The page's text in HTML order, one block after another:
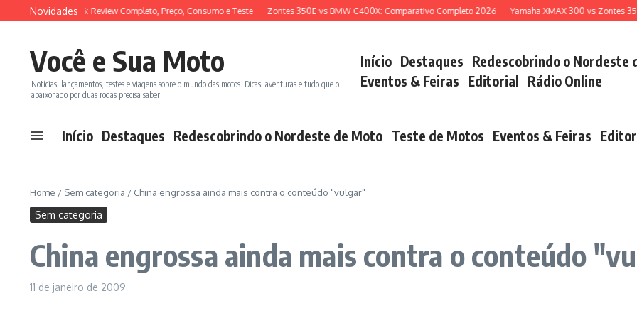
Ir para o conteúdo
Novidades
ADX 150 2026: Review Completo, Preço, Consumo e Teste Zontes 350E vs BMW C400X: Comparativo Completo 2026 Yamaha XMAX 300 vs Zontes
Você e Sua Moto
Notícias, lançamentos, testes e viagens sobre o mundo das motos. Dicas, aventuras e tudo que o
apaixonado por duas rodas precisa saber!
Início Destaques Redescobrindo o Nordeste
Eventos & Feiras Editorial Rádio Online
Início Destaques Redescobrindo o Nordeste de Moto Teste de Motos Eventos & Feiras
Home / Sem categoria / China engrossa ainda mais contra o conteúdo "vulgar"
Sem categoria
China engrossa ainda mais contra o conteúdo
11 de janeiro de 2009